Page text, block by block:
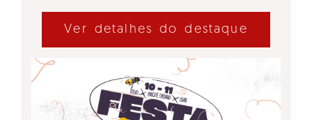
Ver detalhes do destaque